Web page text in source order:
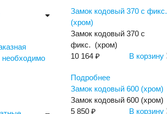
необходимо
Замок кодовый 370 с фикс.
(хром)
Замок кодовый 370 с
фикс. (хром)
10 164 ₽
В корзину
Подробнее
Замок кодовый 600 (хром)
Замок кодовый 600 (хром)
5 850 ₽
В корзину